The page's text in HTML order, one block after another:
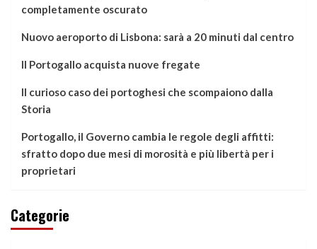
completamente oscurato
Nuovo aeroporto di Lisbona: sarà a 20 minuti dal centro
Il Portogallo acquista nuove fregate
Il curioso caso dei portoghesi che scompaiono dalla
Storia
Portogallo, il Governo cambia le regole degli affitti:
sfratto dopo due mesi di morosità e più libertà per i
proprietari
Categorie